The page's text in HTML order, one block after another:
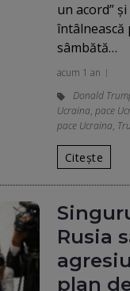
un acord”
întâlnească
sâmbătă…
acum 1 an
Donald
Ucraina, pace
pace Ucraina,
Citește
Rusia
plan